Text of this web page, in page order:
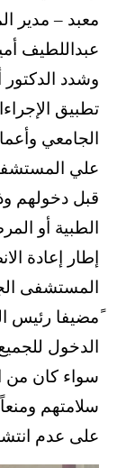
معبد – مدير
عبداللطيف
وشدد
تطبيق
الجامعي
علي
قبل دخولهم
الطبية أو
إطار إعادة
المستشفى
ًمضيفا رئيس
الدخول
سواء كان من
سلامتهم
على عدم